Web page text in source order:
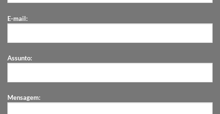
E-mail:
Assunto:
Mensagem: